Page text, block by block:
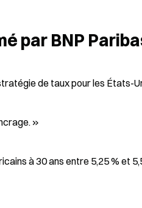
par BNP
de taux pour les États-
»
à 30 ans entre 5,25 % et